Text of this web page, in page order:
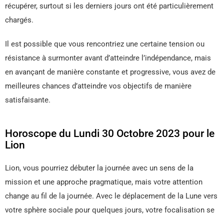
récupérer, surtout si les derniers jours ont été particulièrement
chargés.
Il est possible que vous rencontriez une certaine tension ou
résistance à surmonter avant d’atteindre l’indépendance, mais
en avançant de manière constante et progressive, vous avez de
meilleures chances d’atteindre vos objectifs de manière
satisfaisante.
Horoscope du Lundi 30 Octobre 2023 pour le
Lion
Lion, vous pourriez débuter la journée avec un sens de la
mission et une approche pragmatique, mais votre attention
change au fil de la journée. Avec le déplacement de la Lune vers
votre sphère sociale pour quelques jours, votre focalisation se